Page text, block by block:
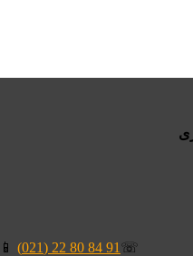
☏
91 84 80 22 (021)
📱